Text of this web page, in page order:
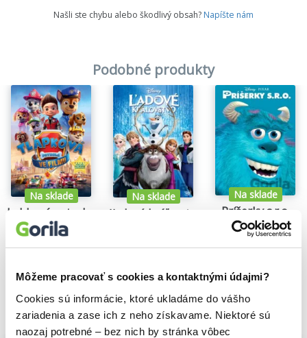
Môžeme pracovať s cookies a kontaktnými údajmi?
Cookies sú informácie, ktoré ukladáme do vášho
zariadenia a zase ich z neho získavame. Niektoré sú
naozaj potrebné – bez nich by stránka vôbec
Našli ste chybu alebo škodlivý obsah? Napíšte nám
Podobné produkty
Na sklade
3,60€
Na sklade Na sklade
Príšerky s.r.o.
5,60€
Vybrané pre teba